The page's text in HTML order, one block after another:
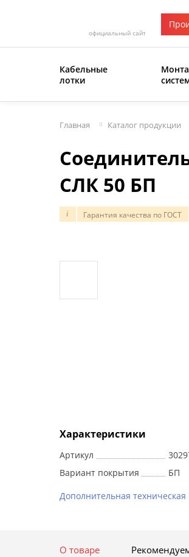
официальный сайт
Кабельные
лотки
Главная Каталог продукции
СЛК 50 БП
i Гарантия качества по ГОСТ
Характеристики
Артикул
Вариант покрытия
БП
Дополнительная
О товаре